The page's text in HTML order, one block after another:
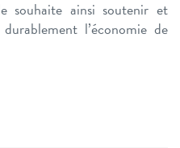
souhaite ainsi soutenir et
l’économie de